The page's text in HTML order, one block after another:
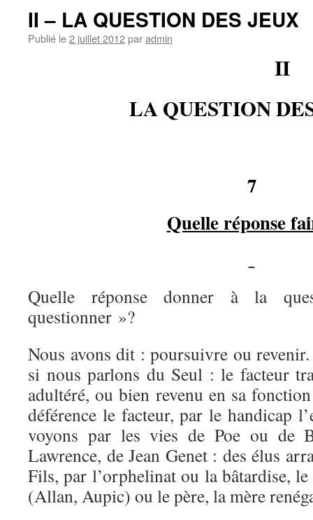
II – LA QUESTION DES JEUX
Publié le2 juillet 2012paradmin
II
LA QUESTION
7
Quelle réponse
Quelle réponse donner à la
questionner »?
Nous avons dit : poursuivre ou
si nous parlons du Seul : le facteur
adultéré, ou bien revenu en sa
déférence le facteur, par le handicap
voyons par les vies de Poe ou de
Lawrence, de Jean Genet : des élus
Fils, par l’orphelinat ou la bâtardise,
(Allan, Aupic) ou le père, la mère